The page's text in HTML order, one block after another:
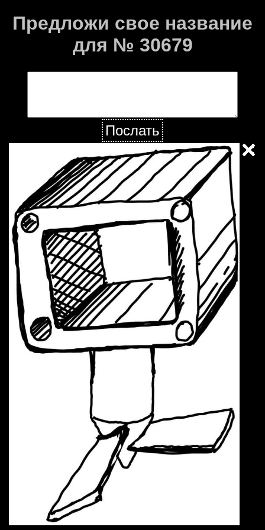
Предложи свое название
для № 30679
Послать